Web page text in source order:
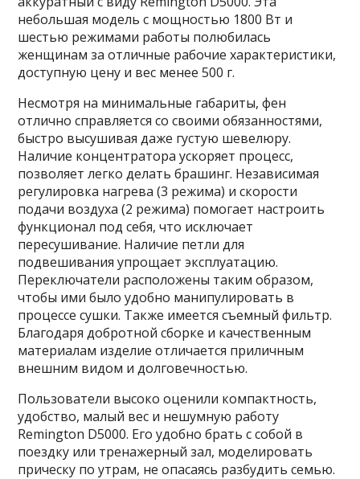
небольшая модель с мощностью 1800 Вт и
шестью режимами работы полюбилась
женщинам за отличные рабочие характеристики,
доступную цену и вес менее 500 г.
Несмотря на минимальные габариты, фен
отлично справляется со своими обязанностями,
быстро высушивая даже густую шевелюру.
Наличие концентратора ускоряет процесс,
позволяет легко делать брашинг. Независимая
регулировка нагрева (3 режима) и скорости
подачи воздуха (2 режима) помогает настроить
функционал под себя, что исключает
пересушивание. Наличие петли для
подвешивания упрощает эксплуатацию.
Переключатели расположены таким образом,
чтобы ими было удобно манипулировать в
процессе сушки. Также имеется съемный фильтр.
Благодаря добротной сборке и качественным
материалам изделие отличается приличным
внешним видом и долговечностью.
Пользователи высоко оценили компактность,
удобство, малый вес и нешумную работу
Remington D5000. Его удобно брать с собой в
поездку или тренажерный зал, моделировать
прическу по утрам, не опасаясь разбудить семью.